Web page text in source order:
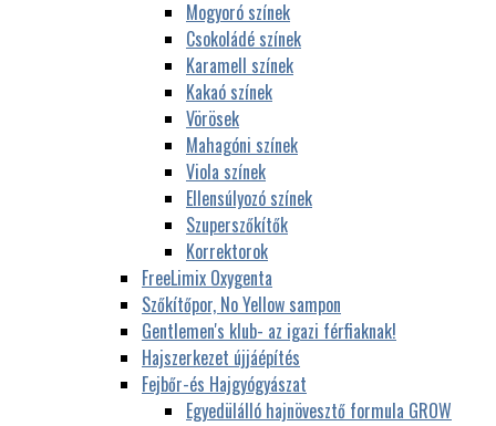
Mogyoró színek
Csokoládé színek
Karamell színek
Kakaó színek
Vörösek
Mahagóni színek
Viola színek
Ellensúlyozó színek
Szuperszőkítők
Korrektorok
FreeLimix Oxygenta
Szőkítőpor, No Yellow sampon
Gentlemen's klub- az igazi férfiaknak!
Hajszerkezet újjáépítés
Fejbőr-és Hajgyógyászat
Egyedülálló hajnövesztő formula GROW